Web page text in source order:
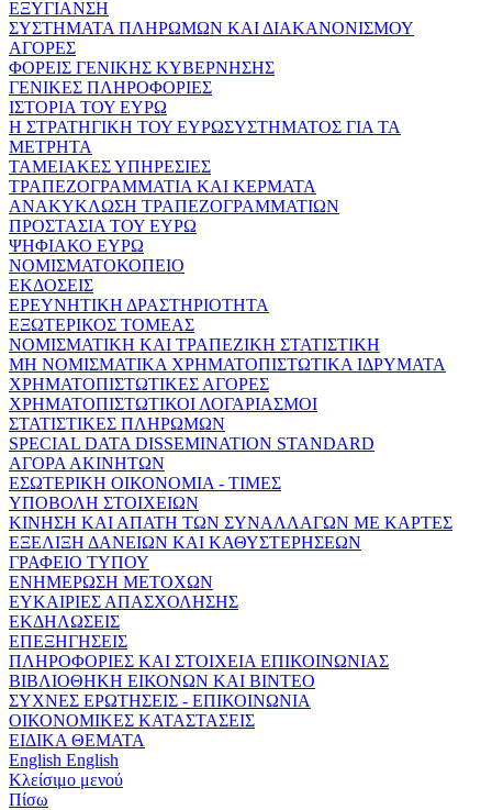
ΕΞΥΓΙΑΝΣΗ
ΣΥΣΤΗΜΑΤΑ ΠΛΗΡΩΜΩΝ ΚΑΙ ΔΙΑΚΑΝΟΝΙΣΜΟΥ
ΑΓΟΡΕΣ
ΦΟΡΕΙΣ ΓΕΝΙΚΗΣ ΚΥΒΕΡΝΗΣΗΣ
ΓΕΝΙΚΕΣ ΠΛΗΡΟΦΟΡΙΕΣ
ΙΣΤΟΡΙΑ ΤΟΥ ΕΥΡΩ
Η ΣΤΡΑΤΗΓΙΚΗ ΤΟΥ ΕΥΡΩΣΥΣΤΗΜΑΤΟΣ ΓΙΑ ΤΑ
ΜΕΤΡΗΤΑ
ΤΑΜΕΙΑΚΕΣ ΥΠΗΡΕΣΙΕΣ
ΤΡΑΠΕΖΟΓΡΑΜΜΑΤΙΑ ΚΑΙ ΚΕΡΜΑΤΑ
ΑΝΑΚΥΚΛΩΣΗ ΤΡΑΠΕΖΟΓΡΑΜΜΑΤΙΩΝ
ΠΡΟΣΤΑΣΙΑ ΤΟΥ ΕΥΡΩ
ΨΗΦΙΑΚΟ ΕΥΡΩ
ΝΟΜΙΣΜΑΤΟΚΟΠΕΙΟ
ΕΚΔΟΣΕΙΣ
ΕΡΕΥΝΗΤΙΚΗ ΔΡΑΣΤΗΡΙΟΤΗΤΑ
ΕΞΩΤΕΡΙΚΟΣ ΤΟΜΕΑΣ
ΝΟΜΙΣΜΑΤΙΚΗ ΚΑΙ ΤΡΑΠΕΖΙΚΗ ΣΤΑΤΙΣΤΙΚΗ
ΜΗ ΝΟΜΙΣΜΑΤΙΚΑ ΧΡΗΜΑΤΟΠΙΣΤΩΤΙΚΑ ΙΔΡΥΜΑΤΑ
ΧΡΗΜΑΤΟΠΙΣΤΩΤΙΚΕΣ ΑΓΟΡΕΣ
ΧΡΗΜΑΤΟΠΙΣΤΩΤΙΚΟΙ ΛΟΓΑΡΙΑΣΜΟΙ
ΣΤΑΤΙΣΤΙΚΕΣ ΠΛΗΡΩΜΩΝ
SPECIAL DATA DISSEMINATION STANDARD
ΑΓΟΡΑ ΑΚΙΝΗΤΩΝ
ΕΣΩΤΕΡΙΚΗ ΟΙΚΟΝΟΜΙΑ - ΤΙΜΕΣ
ΥΠΟΒΟΛΗ ΣΤΟΙΧΕΙΩΝ
ΚΙΝΗΣΗ ΚΑΙ ΑΠΑΤΗ ΤΩΝ ΣΥΝΑΛΛΑΓΩΝ ΜΕ ΚΑΡΤΕΣ
ΕΞΕΛΙΞΗ ΔΑΝΕΙΩΝ ΚΑΙ ΚΑΘΥΣΤΕΡΗΣΕΩΝ
ΓΡΑΦΕΙΟ ΤΥΠΟΥ
ΕΝΗΜΕΡΩΣΗ ΜΕΤΟΧΩΝ
ΕΥΚΑΙΡΙΕΣ ΑΠΑΣΧΟΛΗΣΗΣ
ΕΚΔΗΛΩΣΕΙΣ
ΕΠΕΞΗΓΗΣΕΙΣ
ΠΛΗΡΟΦΟΡΙΕΣ ΚΑΙ ΣΤΟΙΧΕΙΑ ΕΠΙΚΟΙΝΩΝΙΑΣ
ΒΙΒΛΙΟΘΗΚΗ ΕΙΚΟΝΩΝ ΚΑΙ ΒΙΝΤΕΟ
ΣΥΧΝΕΣ ΕΡΩΤΗΣΕΙΣ - ΕΠΙΚΟΙΝΩΝΙΑ
ΟΙΚΟΝΟΜΙΚΕΣ ΚΑΤΑΣΤΑΣΕΙΣ
ΕΙΔΙΚΑ ΘΕΜΑΤΑ
English English
Κλείσιμο μενού
Πίσω